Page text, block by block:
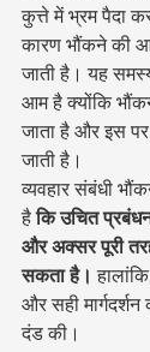
कुत्ते में भ्रम पैदा
कारण भौंकने की
जाती है। यह
आम है क्योंकि
जाता है और इस पर
जाती है।
व्यवहार संबंधी
है कि उचित
और अक्सर पूरी
सकता है।
और सही
दंड की।